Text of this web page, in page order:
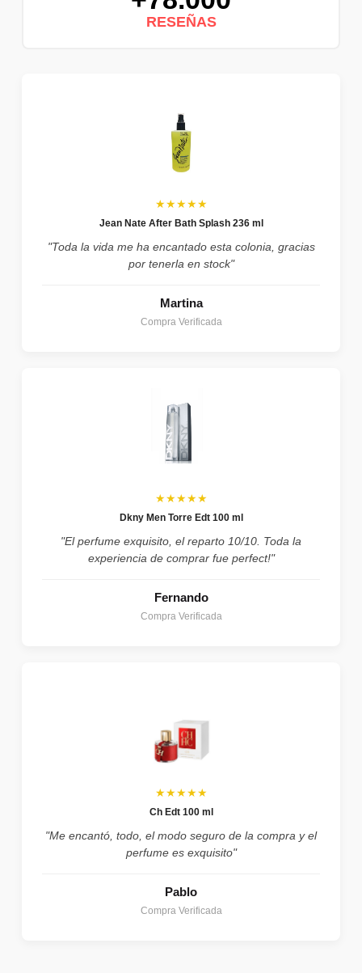
RESEÑAS
★★★★★
Jean Nate After Bath Splash 236 ml
"Toda la vida me ha encantado esta colonia, gracias
por tenerla en stock"
Martina
Compra Verificada
★★★★★
Dkny Men Torre Edt 100 ml
"El perfume exquisito, el reparto 10/10. Toda la
experiencia de comprar fue perfect!"
Fernando
Compra Verificada
★★★★★
Ch Edt 100 ml
"Me encantó, todo, el modo seguro de la compra y el
perfume es exquisito"
Pablo
Compra Verificada